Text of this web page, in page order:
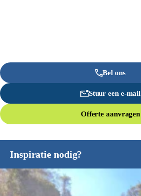
Bel ons
Stuur een e-mail
Offerte aanvragen
Inspiratie nodig?